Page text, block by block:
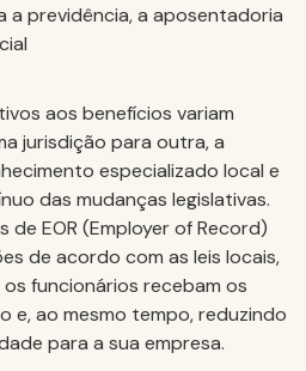
a previdência, a aposentadoria
aos benefícios variam
jurisdição para outra, a
especializado local e
das mudanças legislativas.
de EOR (Employer of Record)
de acordo com as leis locais,
funcionários recebam os
e, ao mesmo tempo, reduzindo
para a sua empresa.